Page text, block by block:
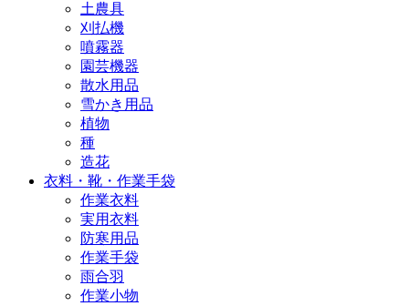
土農具
刈払機
噴霧器
園芸機器
散水用品
雪かき用品
植物
種
造花
衣料・靴・作業手袋
作業衣料
実用衣料
防寒用品
作業手袋
雨合羽
作業小物